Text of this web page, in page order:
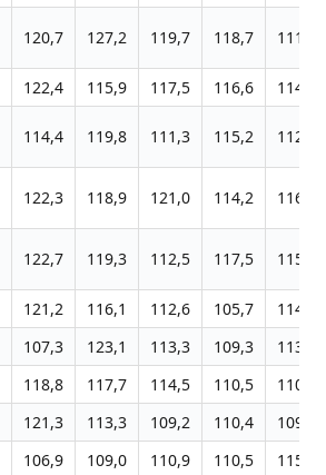
120,7 127,2 119,7 118,7 111,7
122,4 115,9 117,5 116,6
114,9
114,4 119,8 111,3 115,2 112,4
122,3 118,9 121,0 114,2 116,2
122,7 119,3 112,5 117,5 115,7
121,2 116,1 112,6 105,7
114,7
107,3 123,1 113,3 109,3
113,0
118,8 117,7 114,5 110,5
110,2
121,3 113,3 109,2 110,4
109,7
106,9 109,0 110,9 110,5 115,4